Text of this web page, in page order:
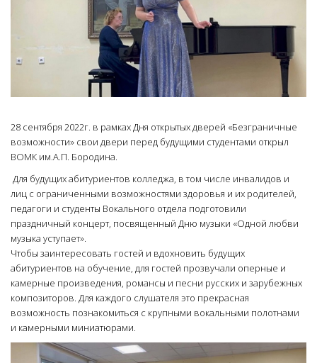
28 сентября 2022г. в рамках Дня открытых дверей «Безграничные
возможности» свои двери перед будущими студентами открыл
ВОМК им.А.П. Бородина.
Для будущих абитуриентов колледжа, в том числе инвалидов и
лиц с ограниченными возможностями здоровья и их родителей,
педагоги и студенты Вокального отдела подготовили
праздничный концерт, посвященный Дню музыки «Одной любви
музыка уступает».
Чтобы заинтересовать гостей и вдохновить будущих
абитуриентов на обучение, для гостей прозвучали оперные и
камерные произведения, романсы и песни русских и зарубежных
композиторов. Для каждого слушателя это прекрасная
возможность познакомиться с крупными вокальными полотнами
и камерными миниатюрами.